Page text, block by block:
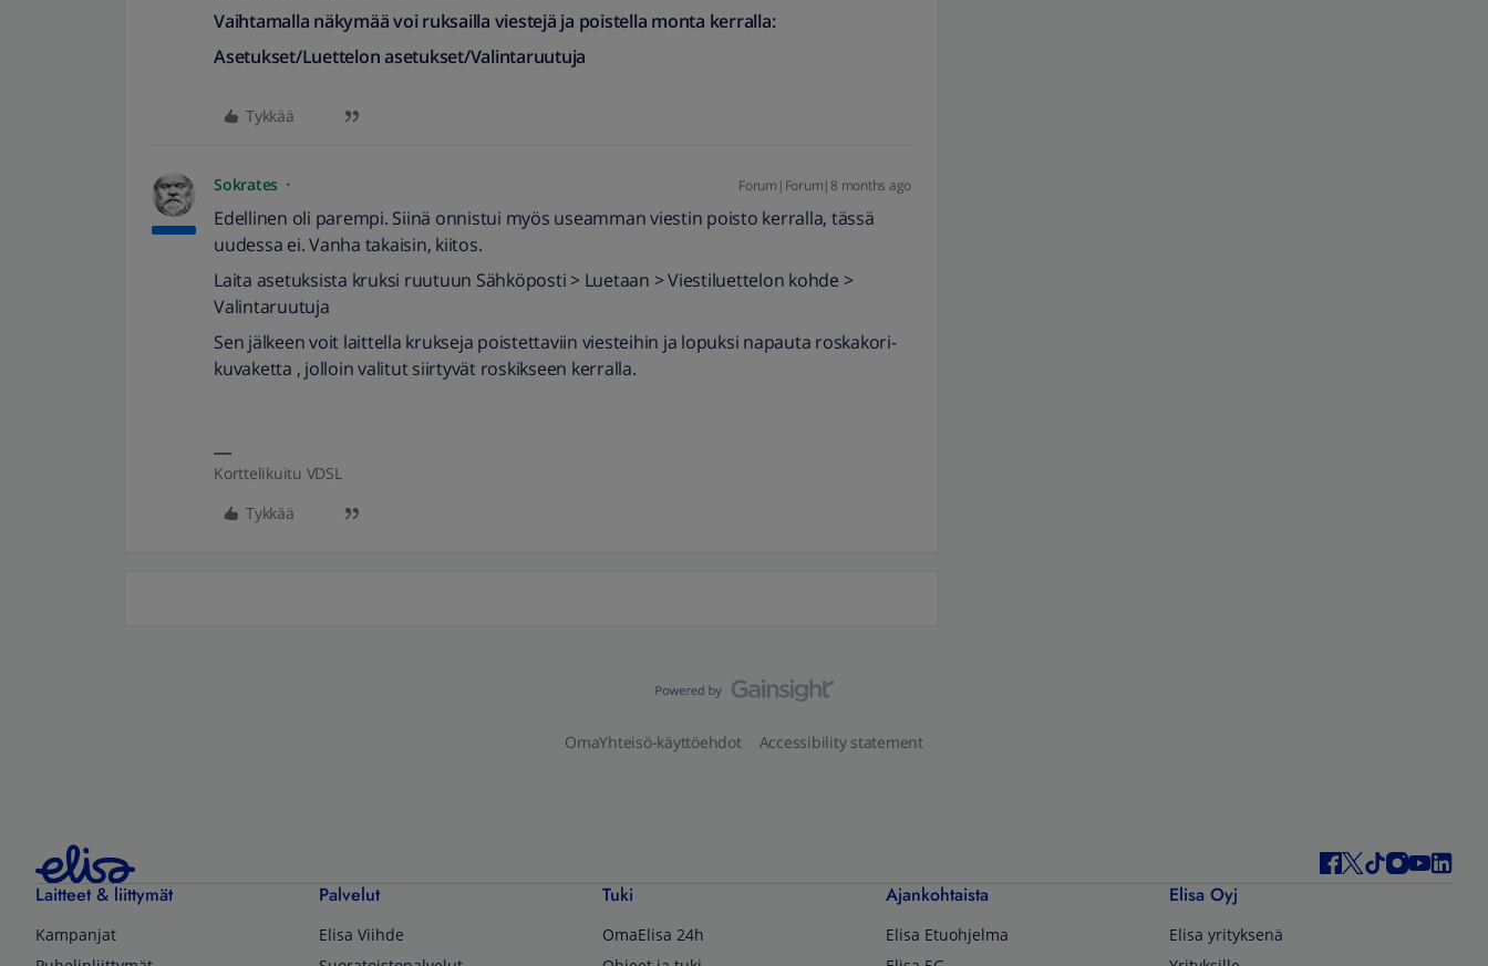
Vaihtamalla näkymää voi ruksailla viestejä ja poistella monta kerralla:
Asetukset/Luettelon asetukset/Valintaruutuja
Tykkää
Sokrates Forum|Forum|8 months ago
Edellinen oli parempi. Siinä onnistui myös useamman viestin poisto kerralla, tässä
uudessa ei. Vanha takaisin, kiitos.
Laita asetuksista kruksi ruutuun Sähköposti > Luetaan > Viestiluettelon kohde >
Valintaruutuja
Sen jälkeen voit laittella krukseja poistettaviin viesteihin ja lopuksi napauta roskakori-
kuvaketta , jolloin valitut siirtyvät roskikseen kerralla.
Korttelikuitu VDSL
Tykkää
OmaYhteisö-käyttöehdot Accessibility statement
Laitteet & liittymät
Kampanjat
Palvelut
Elisa Viihde
Tuki
OmaElisa 24h
Ajankohtaista
Elisa Etuohjelma
Elisa Oyj
Elisa yrityksenä